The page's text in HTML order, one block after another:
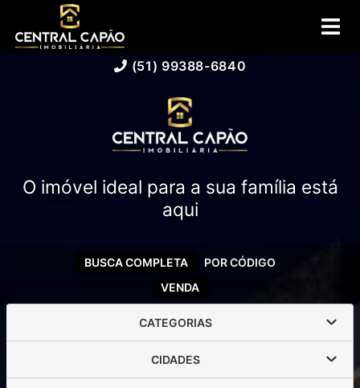
(51) 99388-6840
O imóvel ideal para a sua família está
aqui
VENDA
BUSCA COMPLETA POR CÓDIGO
CATEGORIAS
CIDADES